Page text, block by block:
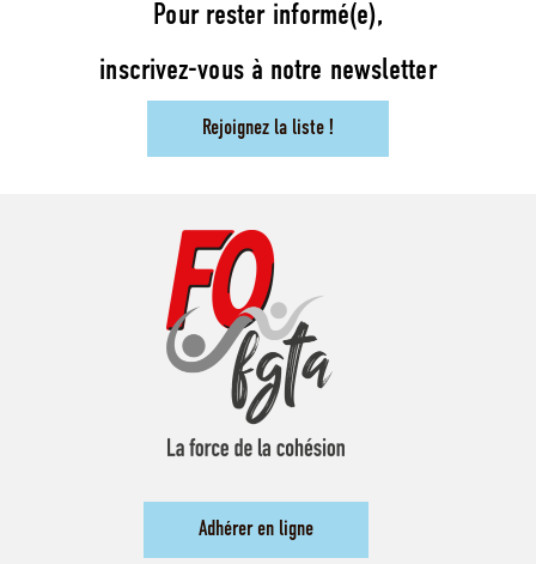
Pour rester informé(e),
inscrivez-vous à notre newsletter
Rejoignez la liste !
Adhérer en ligne